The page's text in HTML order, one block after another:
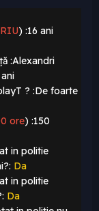
) :16 ani
:Alexandri
? :De foarte
ore) :150
in politie
Da
in politie
Da